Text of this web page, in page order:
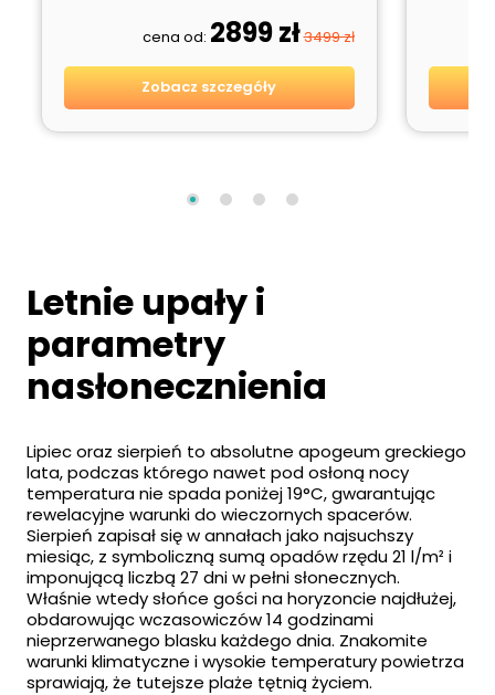
cena od: 2899 zł3499 zł
Zobacz szczegóły
Letnie upały i
parametry
nasłonecznienia
Lipiec oraz sierpień to absolutne apogeum greckiego
lata, podczas którego nawet pod osłoną nocy
temperatura nie spada poniżej 19°C, gwarantując
rewelacyjne warunki do wieczornych spacerów.
Sierpień zapisał się w annałach jako najsuchszy
miesiąc, z symboliczną sumą opadów rzędu 21 l/m² i
imponującą liczbą 27 dni w pełni słonecznych.
Właśnie wtedy słońce gości na horyzoncie najdłużej,
obdarowując wczasowiczów 14 godzinami
nieprzerwanego blasku każdego dnia. Znakomite
warunki klimatyczne i wysokie temperatury powietrza
sprawiają, że tutejsze plaże tętnią życiem.